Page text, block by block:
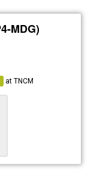
MDG)
atTNCM